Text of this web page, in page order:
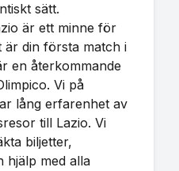
sätt.
är ett minne för
är din första match i
en återkommande
Vi på
lång erfarenhet av
till Lazio. Vi
biljetter,
hjälp med alla